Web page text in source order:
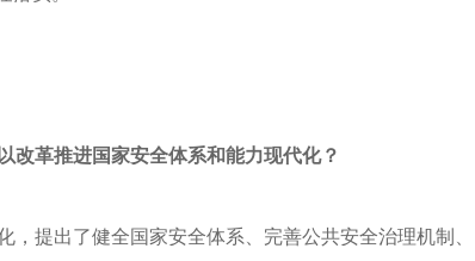
改革推进国家安全体系和能力现代化？
提出了健全国家安全体系、完善公共安全治理机制、